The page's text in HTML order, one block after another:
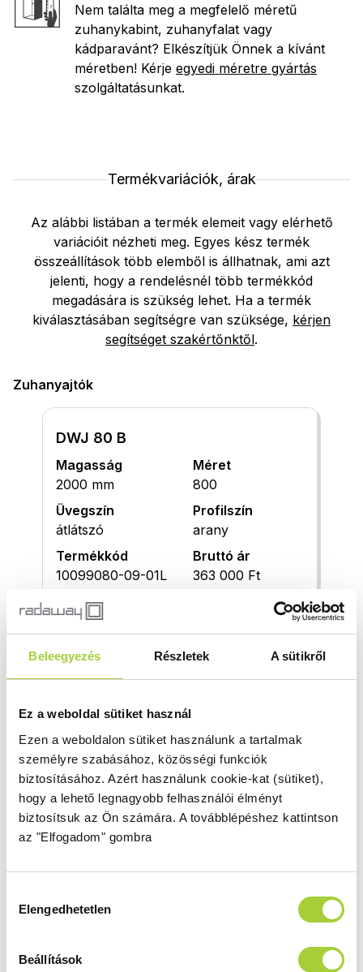
Beleegyezés Részletek A sütikről
Ez a weboldal sütiket használ
Ezen a weboldalon sütiket használunk a tartalmak
személyre szabásához, közösségi funkciók
biztosításához. Azért használunk cookie-kat (sütiket),
hogy a lehető legnagyobb felhasználói élményt
biztosítsuk az Ön számára. A továbblépéshez kattintson
az "Elfogadom" gombra
kiválasztása
Elengedhetetlen
Beállítások
Nem találta meg a megfelelő méretű
zuhanykabint, zuhanyfalat vagy
kádparavánt? Elkészítjük Önnek a kívánt
méretben! Kérje egyedi méretre gyártás
szolgáltatásunkat.
Termékvariációk, árak
Az alábbi listában a termék elemeit vagy elérhető
variációit nézheti meg. Egyes kész termék
összeállítások több elemből is állhatnak, ami azt
jelenti, hogy a rendelésnél több termékkód
megadására is szükség lehet. Ha a termék
kiválasztásában segítségre van szüksége, kérjen
segítséget szakértőnktől.
Zuhanyajtók
DWJ 80 B
Magasság
2000 mm
Méret
800
Üvegszín
átlátszó
Profilszín
arany
Termékkód
10099080-09-01L
Bruttó ár
363 000 Ft
DWJ 80 J
Magasság
2000 mm
Méret
800
Üvegszín
Termékkód
10099080-09-01R
Bruttó ár
363 000 Ft
DWJ 90 B
2000 mm
900
Üvegszín
10099090-09-01L